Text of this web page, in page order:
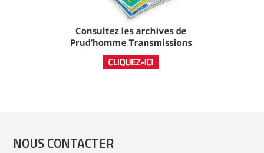
NOUS CONTACTER